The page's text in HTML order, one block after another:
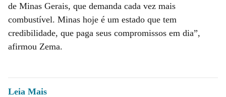
de Minas Gerais, que demanda cada vez mais
combustível. Minas hoje é um estado que tem
credibilidade, que paga seus compromissos em dia”,
afirmou Zema.
Leia Mais